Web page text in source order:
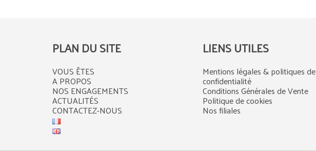
PLAN DU SITE
VOUS ÊTES
A PROPOS
NOS ENGAGEMENTS
ACTUALITÉS
CONTACTEZ-NOUS
LIENS UTILES
Mentions légales & politiques de
confidentialité
Conditions Générales de Vente
Politique de cookies
Nos filiales